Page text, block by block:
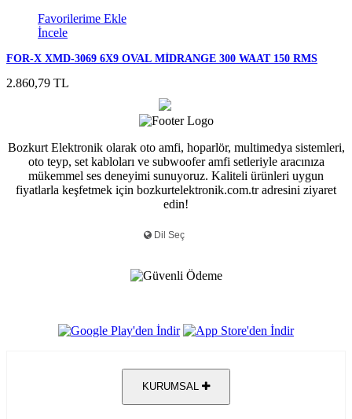
Favorilerime Ekle
İncele
FOR-X XMD-3069 6X9 OVAL MİDRANGE 300 WAAT 150 RMS
2.860,79 TL
Bozkurt Elektronik olarak oto amfi, hoparlör, multimedya sistemleri,
oto teyp, set kabloları ve subwoofer amfi setleriyle aracınıza
mükemmel ses deneyimi sunuyoruz. Kaliteli ürünleri uygun
fiyatlarla keşfetmek için bozkurtelektronik.com.tr adresini ziyaret
edin!
KURUMSAL